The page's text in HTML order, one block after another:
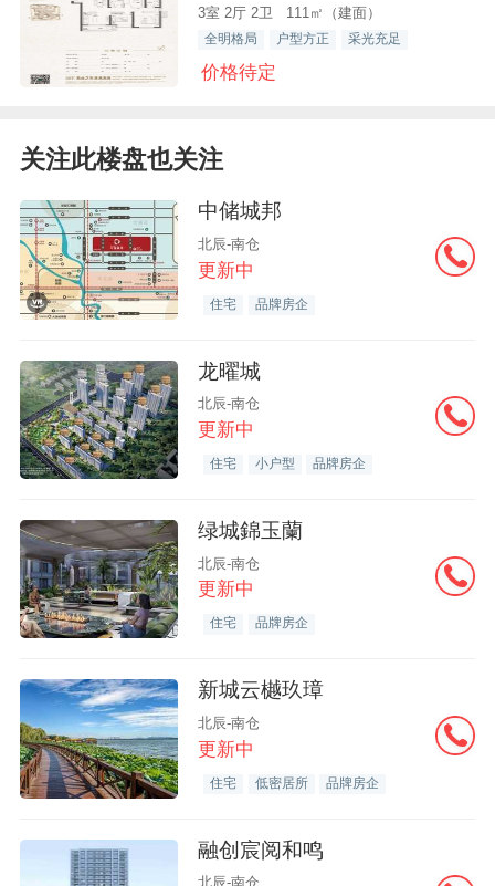
3室 2厅 2卫 111㎡（建面）
全明格局 户型方正 采光充足
价格待定
关注此楼盘也关注
中储城邦
北辰-南仓
更新中
住宅 品牌房企
龙曜城
北辰-南仓
更新中
住宅 小户型 品牌房企
绿城錦玉蘭
北辰-南仓
更新中
住宅 品牌房企
新城云樾玖璋
北辰-南仓
更新中
住宅 低密居所 品牌房企
融创宸阅和鸣
北辰-南仓